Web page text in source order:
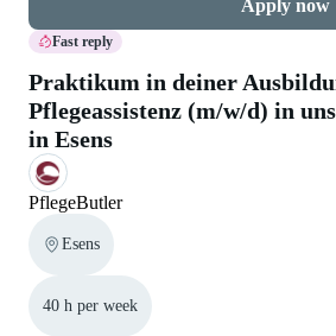
Apply now
Fast reply
Praktikum in deiner
Pflegeassistenz (m/w/d) in
in Esens
PflegeButler
Esens
40 h per week